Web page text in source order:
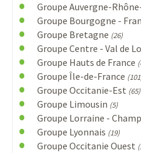
Groupe Auvergne-
Groupe Bourgogne -
Groupe Bretagne (26)
Groupe Centre - Val de
Groupe Hauts de France
Groupe Île-de-France
Groupe Occitanie-Est (65)
Groupe Limousin (5)
Groupe Lorraine -
Groupe Lyonnais (19)
Groupe Occitanie Ouest